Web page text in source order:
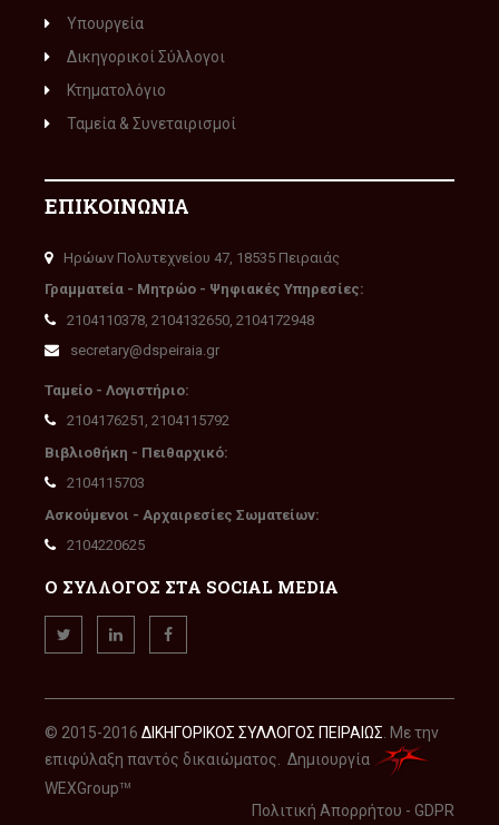
Υπουργεία
Δικηγορικοί Σύλλογοι
Κτηματολόγιο
Ταμεία & Συνεταιρισμοί
ΕΠΙΚΟΙΝΩΝΙΑ
Ηρώων Πολυτεχνείου 47, 18535 Πειραιάς
Γραμματεία - Μητρώο - Ψηφιακές Υπηρεσίες:
2104110378, 2104132650, 2104172948
secretary@dspeiraia.gr
Ταμείο - Λογιστήριο:
2104176251, 2104115792
Βιβλιοθήκη - Πειθαρχικό:
2104115703
Ασκούμενοι - Αρχαιρεσίες Σωματείων:
2104220625
Ο ΣΥΛΛΟΓΟΣ ΣΤΑ SOCIAL MEDIA
© 2015-2016 ΔΙΚΗΓΟΡΙΚΟΣ ΣΥΛΛΟΓΟΣ ΠΕΙΡΑΙΩΣ . Με την
επιφύλαξη παντός δικαιώματος. Δημιουργία
WEXGroupTM
Πολιτική Απορρήτου - GDPR